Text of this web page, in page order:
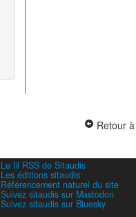
Retour
Le fil RSS de Sitaudis
Les éditions sitaudis
Référencement naturel du site
Suivez sitaudis sur Mastodon
Suivez sitaudis sur Bluesky